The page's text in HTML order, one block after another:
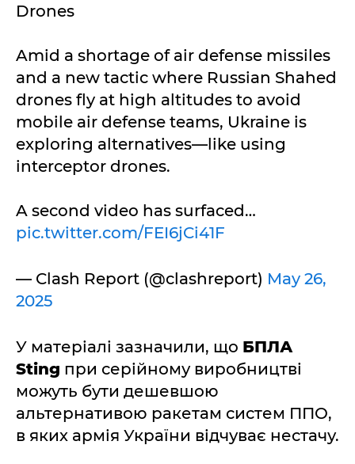
Drones
Amid a shortage of air defense missiles
and a new tactic where Russian Shahed
drones fly at high altitudes to avoid
mobile air defense teams, Ukraine is
exploring alternatives—like using
interceptor drones.
A second video has surfaced…
pic.twitter.com/FEI6jCi41F
— Clash Report (@clashreport) May 26,
2025
У матеріалі зазначили, що БПЛА
Sting при серійному виробництві
можуть бути дешевшою
альтернативою ракетам систем ППО,
в яких армія України відчуває нестачу.